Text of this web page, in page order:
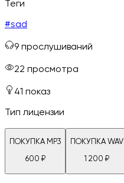
Теги
#sad
9 прослушиваний
22 просмотра
41 показ
Тип лицензии
ПОКУПКА MP3
600 ₽
ПОКУПКА WAV
1 200 ₽